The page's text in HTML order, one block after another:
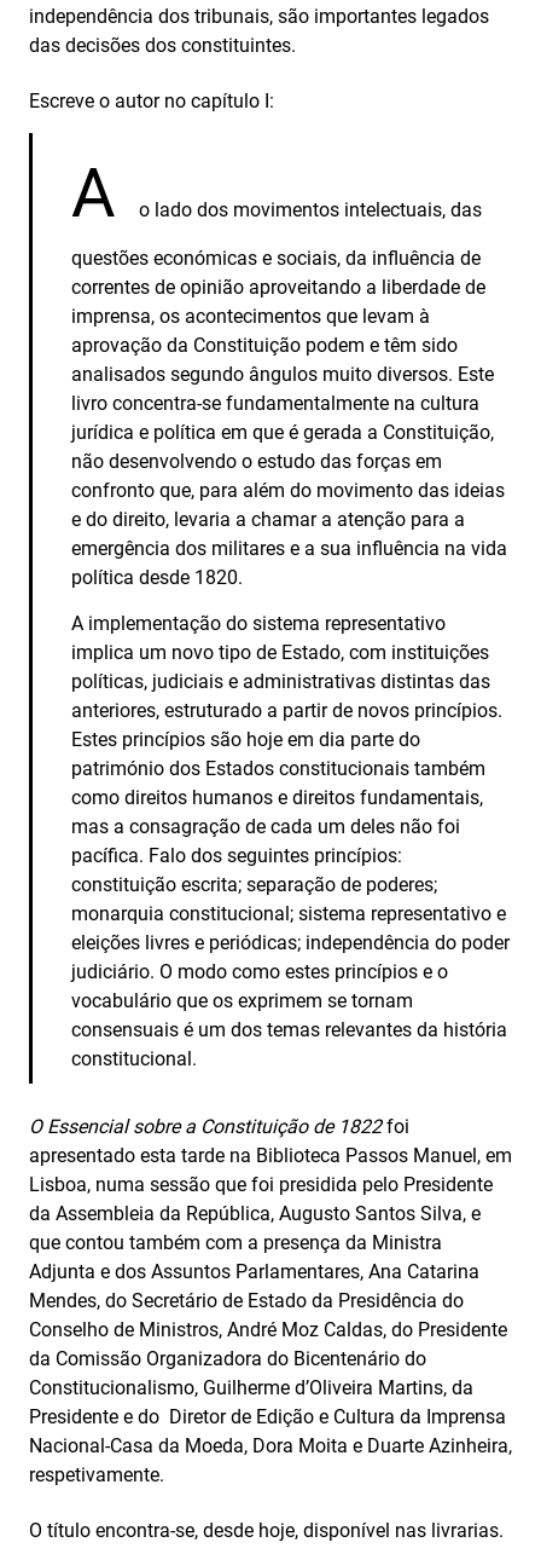
independência dos tribunais, são importantes legados
das decisões dos constituintes.
Escreve o autor no capítulo I:
A o lado dos movimentos intelectuais, das
questões económicas e sociais, da influência de
correntes de opinião aproveitando a liberdade de
imprensa, os acontecimentos que levam à
aprovação da Constituição podem e têm sido
analisados segundo ângulos muito diversos. Este
livro concentra‑se fundamentalmente na cultura
jurídica e política em que é gerada a Constituição,
não desenvolvendo o estudo das forças em
confronto que, para além do movimento das ideias
e do direito, levaria a chamar a atenção para a
emergência dos militares e a sua influência na vida
política desde 1820.
A implementação do sistema representativo
implica um novo tipo de Estado, com instituições
políticas, judiciais e administrativas distintas das
anteriores, estruturado a partir de novos princípios.
Estes princípios são hoje em dia parte do
património dos Estados constitucionais também
como direitos humanos e direitos fundamentais,
mas a consagração de cada um deles não foi
pacífica. Falo dos seguintes princípios:
constituição escrita; separação de poderes;
monarquia constitucional; sistema representativo e
eleições livres e periódicas; independência do poder
judiciário. O modo como estes princípios e o
vocabulário que os exprimem se tornam
consensuais é um dos temas relevantes da história
constitucional.
O Essencial sobre a Constituição de 1822foi
apresentado esta tarde na Biblioteca Passos Manuel, em
Lisboa, numa sessão que foi presidida pelo Presidente
da Assembleia da República, Augusto Santos Silva, e
que contou também com a presença da Ministra
Adjunta e dos Assuntos Parlamentares, Ana Catarina
Mendes, do Secretário de Estado da Presidência do
Conselho de Ministros, André Moz Caldas, do Presidente
da Comissão Organizadora do Bicentenário do
Constitucionalismo, Guilherme d’Oliveira Martins, da
Presidente e do Diretor de Edição e Cultura da Imprensa
Nacional-Casa da Moeda, Dora Moita e Duarte Azinheira,
respetivamente.
O título encontra-se, desde hoje, disponível nas livrarias.